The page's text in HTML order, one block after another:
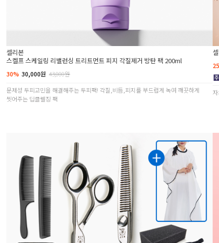
셀리본
스켈프 스케일링 리밸런싱 트리트먼트 피지 각질제거 방탄 팩 200ml
30% 30,000원 43,000원
문제성 두피고민을 해결해주는 두피팩! 각질,비듬,피지를 부드럽게 녹여 깨끗하게
씻어주는 딥클렐징 팩